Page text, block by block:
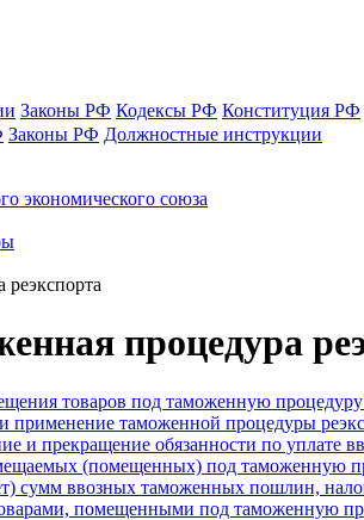
Законы РФ Кодексы РФ Конституция РФ
Законы РФ Должностные инструкции
экономического союза
реэкспорта
процедура
товаров под таможенную процедуру
применение таможенной процедуры
и прекращение обязанности по
(помещенных) под таможенную
сумм ввозных таможенных пошлин,
помещенными под таможенную